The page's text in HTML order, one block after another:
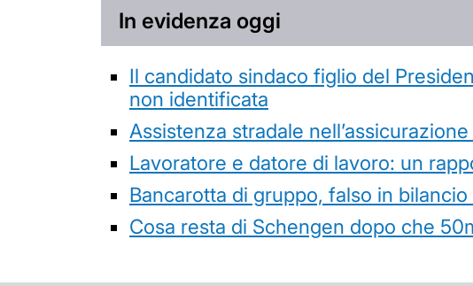
In evidenza oggi
Il candidato sindaco figlio del
non identificata
Assistenza stradale
Lavoratore e datore di lavoro: un
Bancarotta di gruppo, falso in
Cosa resta di Schengen dopo che